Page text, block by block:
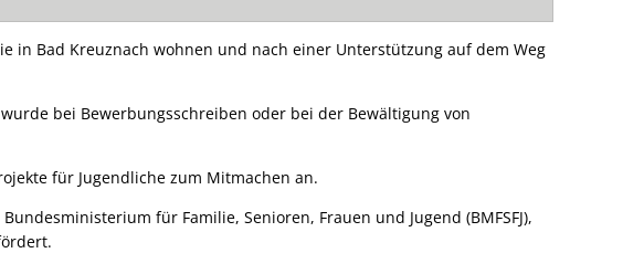
in Bad Kreuznach wohnen und nach einer Unterstützung auf dem Weg
bei Bewerbungsschreiben oder bei der Bewältigung von
für Jugendliche zum Mitmachen an.
für Familie, Senioren, Frauen und Jugend (BMFSFJ),